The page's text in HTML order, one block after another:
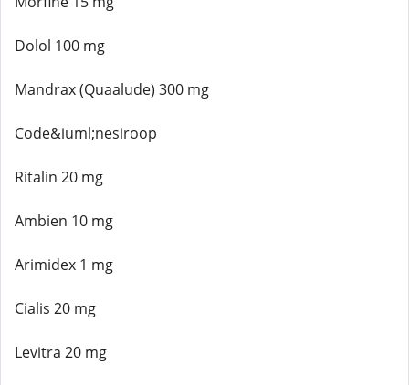
Dolol 100 mg
Mandrax (Quaalude) 300 mg
Code&iuml;nesiroop
Ritalin 20 mg
Ambien 10 mg
Arimidex 1 mg
Cialis 20 mg
Levitra 20 mg